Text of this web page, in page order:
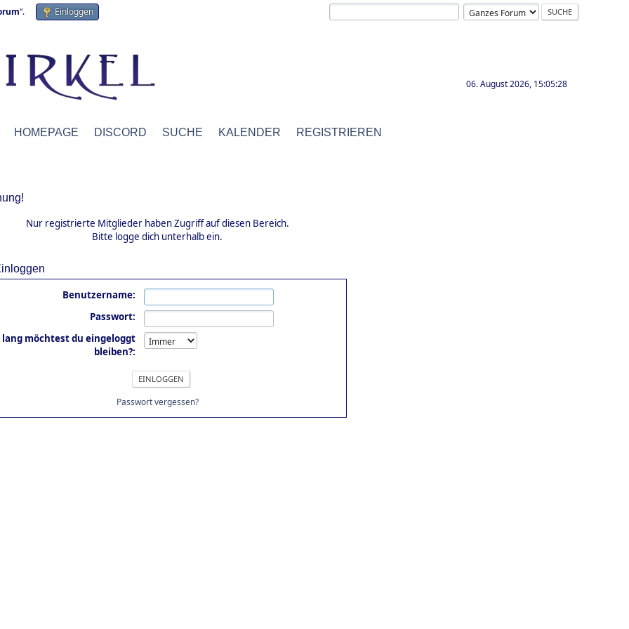
“. Einloggen
06. August 2026, 15:05:28
HOMEPAGE DISCORD SUCHE KALENDER REGISTRIEREN
Nur registrierte Mitglieder haben Zugriff auf diesen Bereich.
Bitte logge dich unterhalb ein.
Benutzername:
Passwort:
lang möchtest du eingeloggt
bleiben?:
Passwort vergessen?